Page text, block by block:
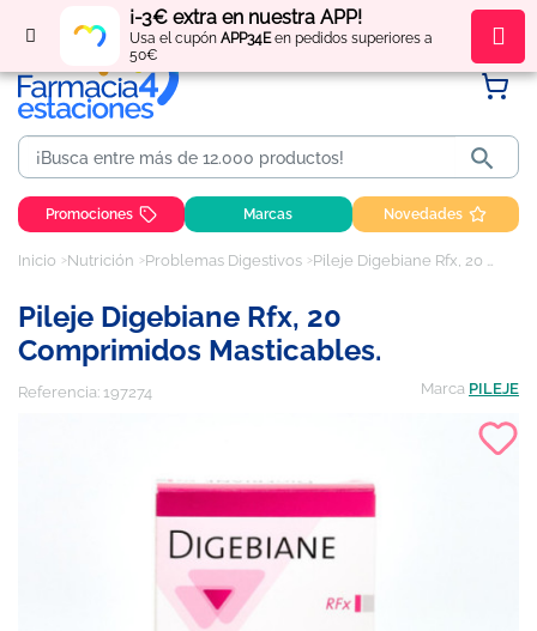
¡-3€ extra en nuestra APP!
Usa el cupón APP34Een pedidos superiores a
50€
Regístratey obténpuntos por tus compras

Promociones Marcas Novedades
Inicio Nutrición Problemas Digestivos Pileje Digebiane Rfx, 20 Comprimidos Masticables.
Pileje Digebiane Rfx, 20
Comprimidos Masticables.
Referencia: 197274 Marca PILEJE